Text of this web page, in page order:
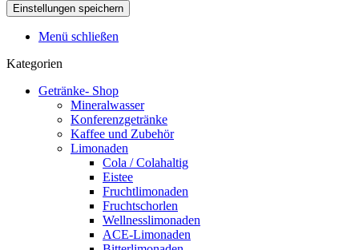
Menü schließen
Kategorien
Getränke- Shop
Mineralwasser
Konferenzgetränke
Kaffee und Zubehör
Limonaden
Cola / Colahaltig
Eistee
Fruchtlimonaden
Fruchtschorlen
Wellnesslimonaden
ACE-Limonaden